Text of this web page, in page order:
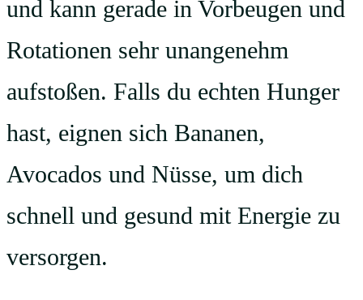
und kann gerade in Vorbeugen und
Rotationen sehr unangenehm
aufstoßen. Falls du echten Hunger
hast, eignen sich Bananen,
Avocados und Nüsse, um dich
schnell und gesund mit Energie zu
versorgen.